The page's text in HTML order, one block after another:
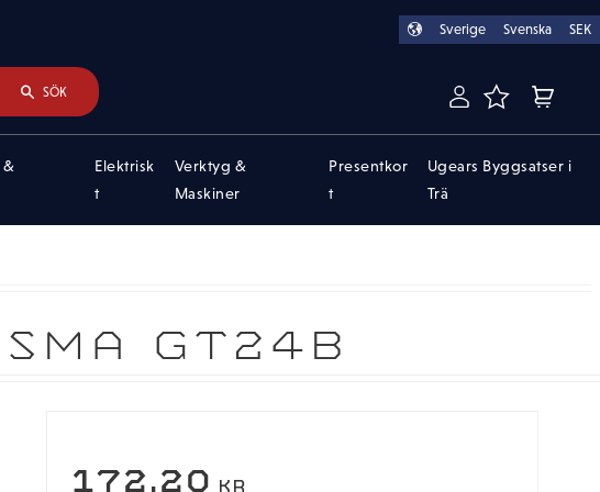
Sverige Svenska SEK
SÖK FAVORITER
Elektrisk
t
Verktyg &
Maskiner
Presentkor
t
Ugears Byggsatser i
Trä
GT24B
NEDSATT PRIS:
172,20 KR